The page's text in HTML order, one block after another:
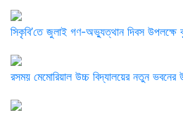
সিকৃবি’তে জুলাই গণ-অভ্যুত্থান দিবস উপলক্ষে
রসময় মেমোরিয়াল উচ্চ বিদ্যালয়ের নতুন ভবনের